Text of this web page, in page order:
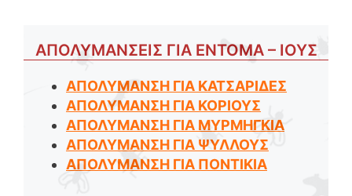
ΑΠΟΛΥΜΑΝΣΕΙΣ ΓΙΑ ΕΝΤΟΜΑ – ΙΟΥΣ
ΑΠΟΛΥΜΑΝΣΗ ΓΙΑ ΚΑΤΣΑΡΙΔΕΣ
ΑΠΟΛΥΜΑΝΣΗ ΓΙΑ ΚΟΡΙΟΥΣ
ΑΠΟΛΥΜΑΝΣΗ ΓΙΑ ΜΥΡΜΗΓΚΙΑ
ΑΠΟΛΥΜΑΝΣΗ ΓΙΑ ΨΥΛΛΟΥΣ
ΑΠΟΛΥΜΑΝΣΗ ΓΙΑ ΠΟΝΤΙΚΙΑ